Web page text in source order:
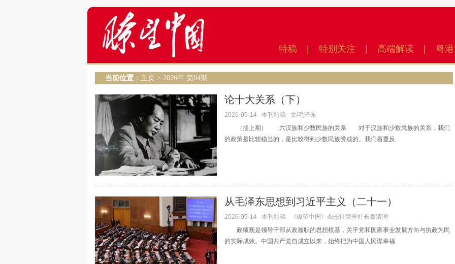
特稿 特别关注 高端解读 粤
当前位置 ： 主页 > 2026年 第04期
论十大关系（下）
2026-05-14 本刊特稿
文/毛泽东
（接上期） 六汉族和少数民族的关系 对于汉族和少数民族的关系，我们
的政策是比较稳当的，是比较得到少数民族赞成的。我们着重反
从毛泽东思想到习近平主义（二十一）
2026-05-14 本刊特稿
《瞭望中国》杂志社荣誉社长秦清润
政绩观是领导干部从政履职的思想根基，关乎党和国家事业发展方向与执政为民
的实际成效。中国共产党自成立以来，始终把为中国人民谋幸福